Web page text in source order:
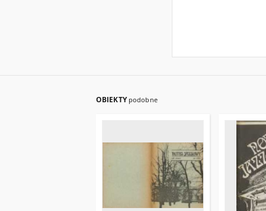
OBIEKTY podobne